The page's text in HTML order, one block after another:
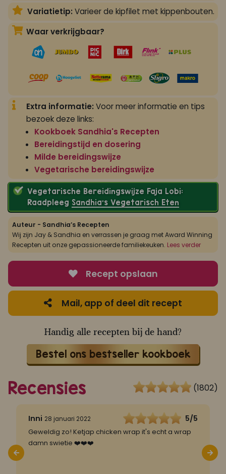
Variatietip: Varieer de kipfilet met kippenbouten.
Waar verkrijgbaar?
Extra informatie: Voor meer informatie en tips
bezoek deze links:
Kookboek Sandhia's Recepten
Bereidingstijd en dosering
Milde bereidingswijze
Vegetarische bereidingswijze
Vegetarische Bereidingswijze Faja Lobi:
Raadpleeg Sandhia’s Vegetarisch Eten
Auteur - Sandhia’s Recepten
Wij zijn Jay & Sandhia en verrassen je graag met Award Winning
Recepten uit onze gepassioneerde familiekeuken. Lees verder
Recept opslaan
Mail, app of deel dit recept
Handig alle recepten bij de hand?
Bestel ons bestseller kookboek
Recensies (1802)
Inni 28 januari 2022 5/5
Geweldig zo! Ketjap chicken wrap it's echt a wrap
damn swietie ❤️❤️❤️